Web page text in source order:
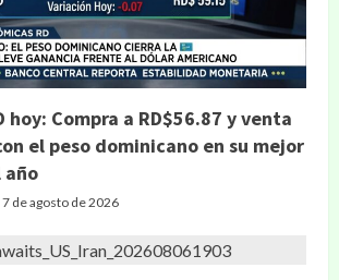
hoy: Compra a RD$56.87 y venta
el peso dominicano en su mejor
año
7 de agosto de 2026